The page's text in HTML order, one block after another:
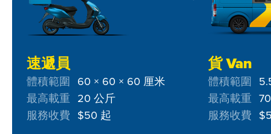
速遞員
體積範圍 60 × 60 × 60 厘米
最高載重 20 公斤
服務收費 $50 起
貨 Van
體積範圍
最高載重
服務收費